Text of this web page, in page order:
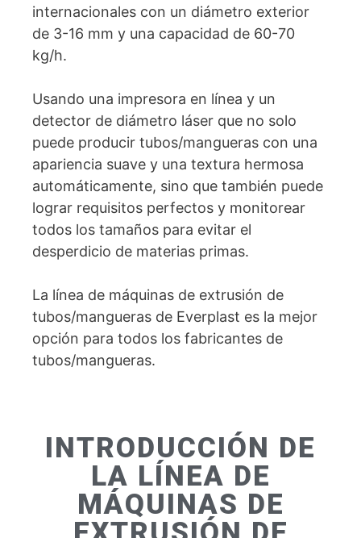
internacionales con un diámetro exterior
de 3-16 mm y una capacidad de 60-70
kg/h.
Usando una impresora en línea y un
detector de diámetro láser que no solo
puede producir tubos/mangueras con una
apariencia suave y una textura hermosa
automáticamente, sino que también puede
lograr requisitos perfectos y monitorear
todos los tamaños para evitar el
desperdicio de materias primas.
La línea de máquinas de extrusión de
tubos/mangueras de Everplast es la mejor
opción para todos los fabricantes de
tubos/mangueras.
INTRODUCCIÓN DE
LA LÍNEA DE
MÁQUINAS DE